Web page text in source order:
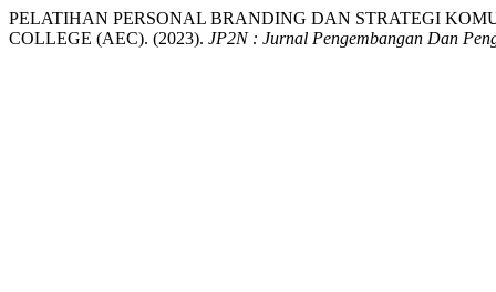
PELATIHAN PERSONAL BRANDING DAN STRATEGI
COLLEGE (AEC). (2023). JP2N : Jurnal Pengembangan Dan